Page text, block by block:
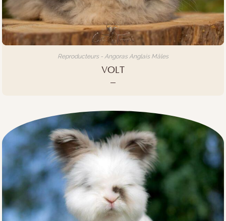
Reproducteurs - Angoras Anglais Mâles
VOLT